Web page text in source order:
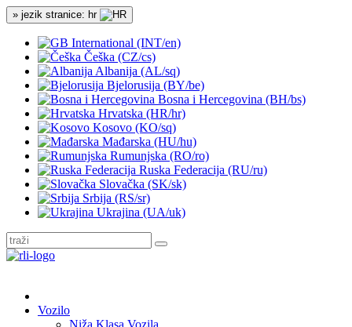
» jezik stranice: hr
International (INT/en)
Češka (CZ/cs)
Albanija (AL/sq)
Bjelorusija (BY/be)
Bosna i Hercegovina (BH/bs)
Hrvatska (HR/hr)
Kosovo (KO/sq)
Mađarska (HU/hu)
Rumunjska (RO/ro)
Ruska Federacija (RU/ru)
Slovačka (SK/sk)
Srbija (RS/sr)
Ukrajina (UA/uk)
Vozilo
Niža Klasa Vozila